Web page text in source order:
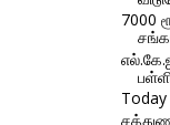
7000
Today